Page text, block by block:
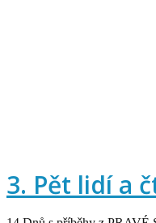
3. Pět lidí a